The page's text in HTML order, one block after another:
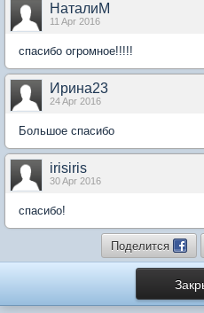
НаталиМ
11 Apr 2016
спасибо огромное!!!!!
Ирина23
24 Apr 2016
Большое спасибо
irisiris
30 Apr 2016
спасибо!
Поделится